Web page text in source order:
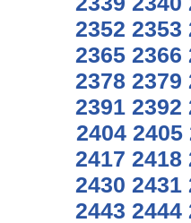
2352 2353
2365 2366
2378 2379
2391 2392
2404 2405
2417 2418
2430 2431
2443 2444